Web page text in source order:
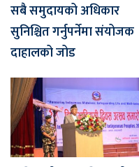
सबै समुदायको अधिकार
सुनिश्चित गर्नुपर्नेमा संयोजक
दाहालको जोड